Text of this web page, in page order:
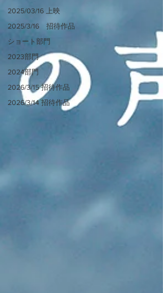
2025/03/16 上映
2025/3/16 招待作品
ショート部門
2023部門
2024部門
2026/3/15 招待作品
2026/3/14 招待作品